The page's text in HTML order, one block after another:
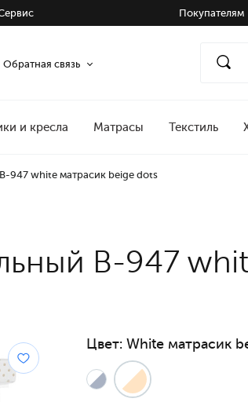
Покупателям
Обратная связь
и кресла Матрасы Текстиль
947 white матрасик beige dots
B-947
Цвет: White матрасик